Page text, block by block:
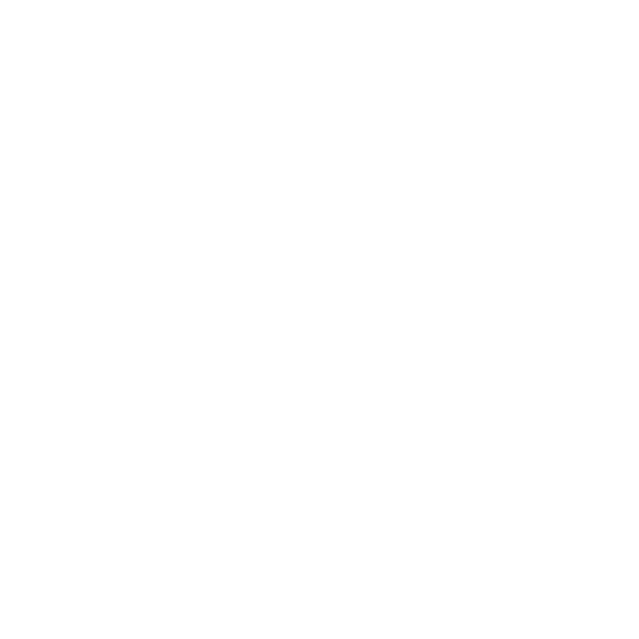
servis, služba praní prádla a služba žehlení prádla jsou za poplatek.
k dispozici lehátka a slunečníky (případně za poplatek). Bar u bazénu nabízí hostům osvěžující nápoje.
fitness a stolní tenis (případně za poplatek). Nabídka wellness: masáže za poplatek. Lázeňská oblast, slunečná terasa, sauna a
Herna.
služby jsou závislé na ročním období a na místních klimatických podmínkách. Jazyky: angličtina, španělština a portugalština.
varnou konvicí (případně za poplatek), minibarem (případně za poplatek), internetem (zdarma), sejfem (případně za poplatek) a kabel.
varnou konvicí (případně za poplatek), minibarem (případně za poplatek), internetem (zdarma), sejfem (případně za poplatek) a kabel.
varnou konvicí (případně za poplatek), minibarem (případně za poplatek), internetem (zdarma), sejfem (případně za poplatek) a kabel.